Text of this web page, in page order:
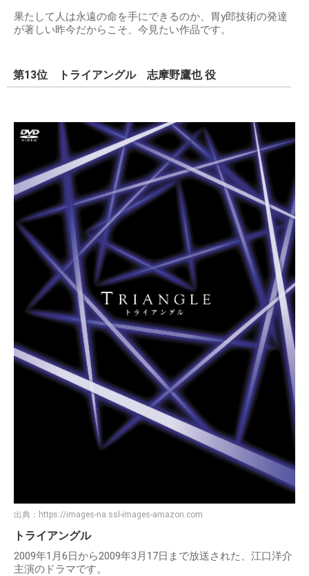
果たして人は永遠の命を手にできるのか、胃y郎技術の発達
が著しい昨今だからこそ、今見たい作品です。
第13位 トライアングル 志摩野鷹也 役
出典： https://images-na.ssl-images-amazon.com
トライアングル
2009年1月6日から2009年3月17日まで放送された、江口洋介
主演のドラマです。